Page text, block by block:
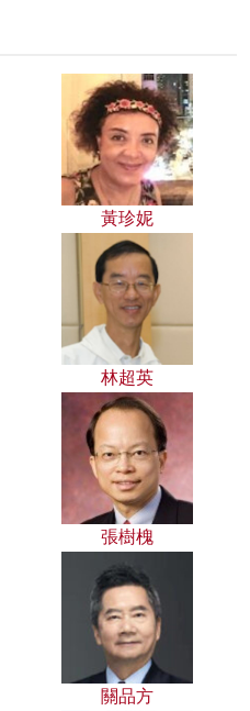
黃珍妮
林超英
張樹槐
關品方